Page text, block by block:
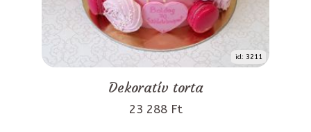
id: 3211
Dekoratív torta
23 288 Ft